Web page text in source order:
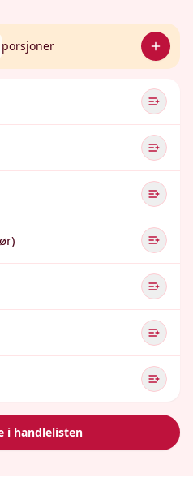
porsjoner
i handlelisten